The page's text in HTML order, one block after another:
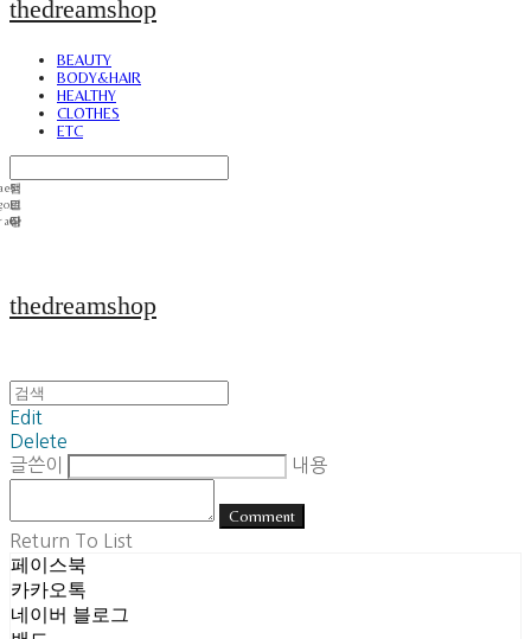
thedreamshop
BEAUTY
BODY&HAIR
HEALTHY
CLOTHES
ETC
thedreamshop
Edit
Delete
글쓴이
내용
Comment
Return To List
페이스북
카카오톡
네이버 블로그